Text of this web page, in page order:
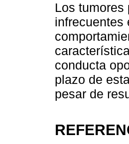
Los
infrecuentes
conducta
plazo de
pesar de